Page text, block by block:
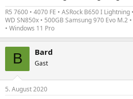
R5 7600 • 4070 FE • ASRock B650 I
WD SN850x • 500GB Samsung 970 Evo M.2
• Windows 11 Pro
B Bard
Gast
5. August 2020